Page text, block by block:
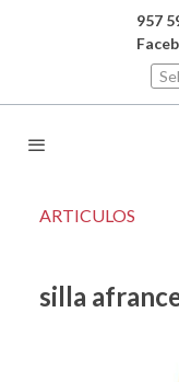
957
ARTICULOS
silla